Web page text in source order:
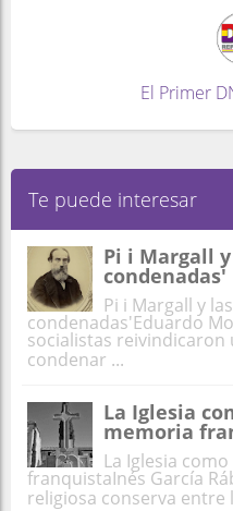
El Primer
Te puede interesar
Pi i Margall
condenadas'
Pi i Margall y
condenadas'Eduardo
socialistas reivindicaron
condenar ...
La Iglesia
memoria
La Iglesia
franquistaInés García
religiosa conserva entre